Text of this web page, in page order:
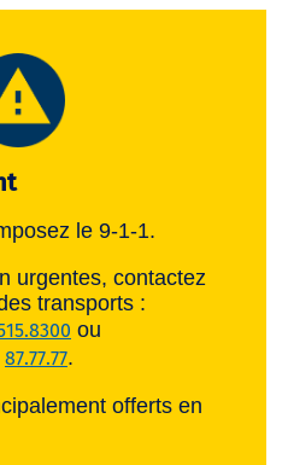
le 9-1-1.
urgentes, contactez
transports :
ou
87.77.77.
offerts en